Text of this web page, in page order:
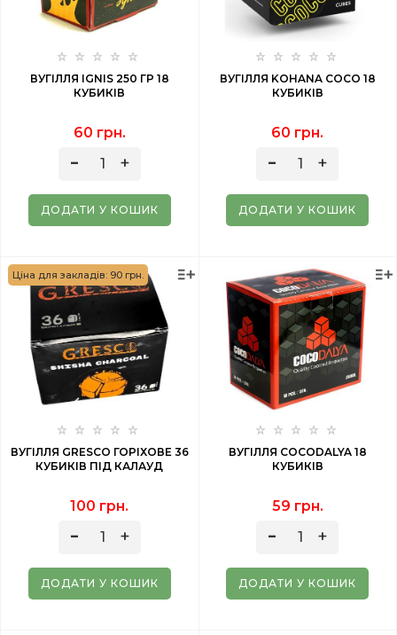
ВУГІЛЛЯ IGNIS 250 ГР 18
КУБИКІВ
60 грн.
ДОДАТИ У КОШИК
ВУГІЛЛЯ KOHANA COCO 18
КУБИКІВ
60 грн.
ДОДАТИ У КОШИК
Ціна для закладів: 90 грн.
ВУГІЛЛЯ GRESCO ГОРІХОВЕ 36
КУБИКІВ ПІД КАЛАУД
100 грн.
ДОДАТИ У КОШИК
ВУГІЛЛЯ COCODALYA 18
КУБИКІВ
59 грн.
ДОДАТИ У КОШИК